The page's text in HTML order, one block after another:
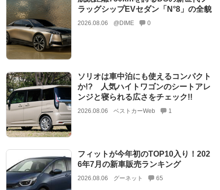
ラッグシップEVセダン「N°8」の全貌
2026.08.06 @DIME 0
ソリオは車中泊にも使えるコンパクト
か!? 人気ハイトワゴンのシートアレ
ンジと寝られる広さをチェック!!
2026.08.06 ベストカーWeb 1
フィットが今年初のTOP10入り！202
6年7月の新車販売ランキング
2026.08.06 グーネット 65